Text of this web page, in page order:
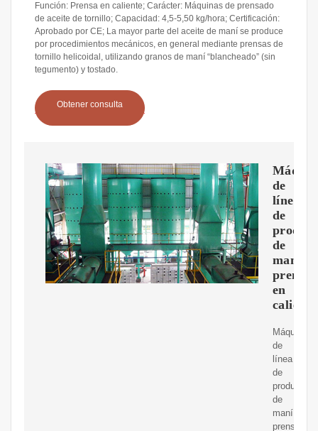
Función: Prensa en caliente; Carácter: Máquinas de prensado
de aceite de tornillo; Capacidad: 4,5-5,50 kg/hora; Certificación:
Aprobado por CE; La mayor parte del aceite de maní se produce
por procedimientos mecánicos, en general mediante prensas de
tornillo helicoidal, utilizando granos de maní “blancheado” (sin
tegumento) y tostado.
Obtener consulta
de
línea
de
de
maní
en
caliente
Máquina
de
línea
de
producción
de
maní
prensado